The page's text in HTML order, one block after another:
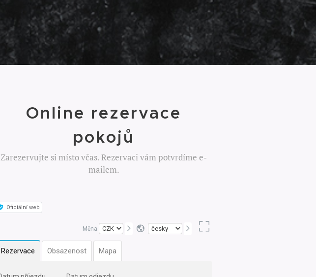
Online rezervace
pokojů
Zarezervujte si místo včas. Rezervaci vám potvrdíme e-
mailem.